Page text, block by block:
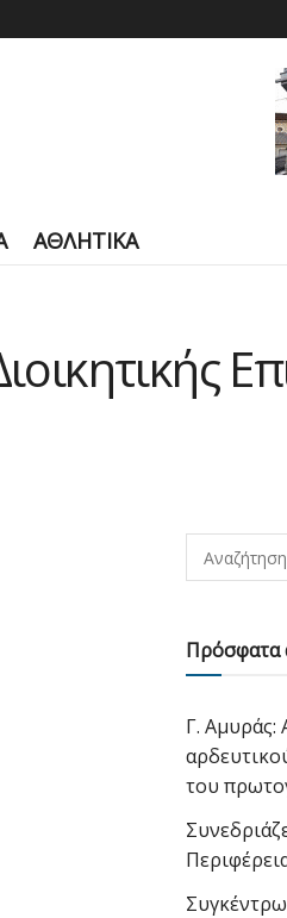
ΑΘΛΗΤΙΚΑ
Πρόσφατα
Γ. Αμυράς:
του